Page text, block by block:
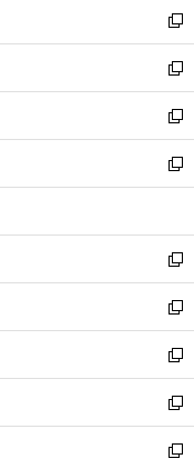
く
で
開
く
ド
ウ
で
開
く
ィ
ン
ド
ウ
で
開
く
い
ウ
ィ
ン
ド
ウ
で
開
新
し
い
ウ
ィ
ン
ド
ウ
開
く
新
し
い
ウ
ィ
ン
ウ
で
開
く
新
し
い
ウ
ン
ド
ウ
で
開
く
新
し
ウ
ィ
ン
ド
ウ
で
開
く
新
し
い
ウ
ィ
ン
ド
ウ
で
新
し
い
ウ
ィ
ン
ド
新
し
い
ウ
ィ
新
し
い
新